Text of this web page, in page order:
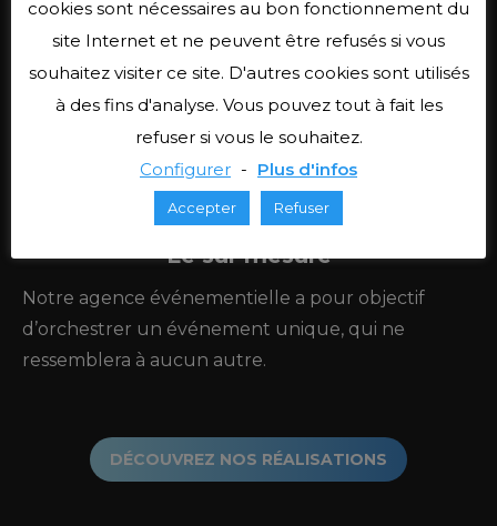
animation que nous vous proposons fait ainsi
preuve d’inventivité.
Le sur mesure
Notre agence événementielle a pour objectif
d’orchestrer un événement unique, qui ne
ressemblera à aucun autre.
DÉCOUVREZ NOS RÉALISATIONS
cookies sont nécessaires au bon fonctionnement du
site Internet et ne peuvent être refusés si vous
souhaitez visiter ce site. D'autres cookies sont utilisés
à des fins d'analyse. Vous pouvez tout à fait les
refuser si vous le souhaitez.
Configurer - Plus d'infos
Accepter Refuser